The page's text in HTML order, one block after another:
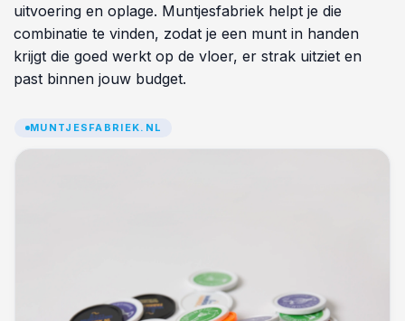
uitvoering en oplage. Muntjesfabriek helpt je die
combinatie te vinden, zodat je een munt in handen
krijgt die goed werkt op de vloer, er strak uitziet en
past binnen jouw budget.
MUNTJESFABRIEK.NL